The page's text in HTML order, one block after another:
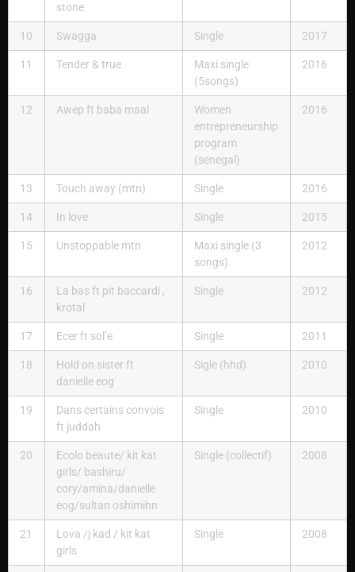
stone
10 Swagga Single 2017
11 Tender & true
Maxi single
(5songs)
2016
12 Awep ft baba maal
Women
entrepreneurship
program
(senegal)
2016
13 Touch away (mtn) Single 2016
14 In love Single 2015
15 Unstoppable mtn
Maxi single (3
songs)
2012
16
La bas ft pit baccardi ,
krotal
Single 2012
17 Ecer ft sol’e Single 2011
18
Hold on sister ft
danielle eog
Sigle (hhd) 2010
19
Dans certains convois
ft juddah
Single 2010
20
Ecolo beaute/ kit kat
girls/ bashiru/
cory/amina/danielle
eog/sultan oshimihn
Single (collectif) 2008
21
Lova /j kad / kit kat
girls
Single 2008